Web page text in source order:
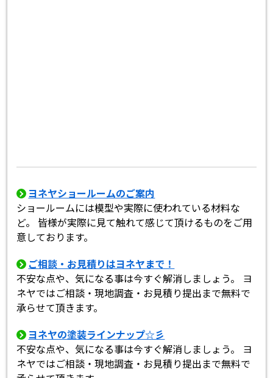
ヨネヤショールームのご案内
ショールームには模型や実際に使われている材料な
ど。 皆様が実際に見て触れて感じて頂けるものをご用
意しております。
ご相談・お見積りはヨネヤまで！
不安な点や、気になる事は今すぐ解消しましょう。 ヨ
ネヤではご相談・現地調査・お見積り提出まで無料で
承らせて頂きます。
ヨネヤの塗装ラインナップ☆彡
不安な点や、気になる事は今すぐ解消しましょう。 ヨ
ネヤではご相談・現地調査・お見積り提出まで無料で